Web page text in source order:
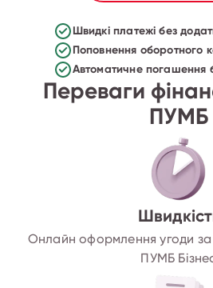
Швидкі платежі без
Поповнення оборотного
Автоматичне погашення
Переваги
ПУМБ
Онлайн оформлення угоди за
ПУМБ